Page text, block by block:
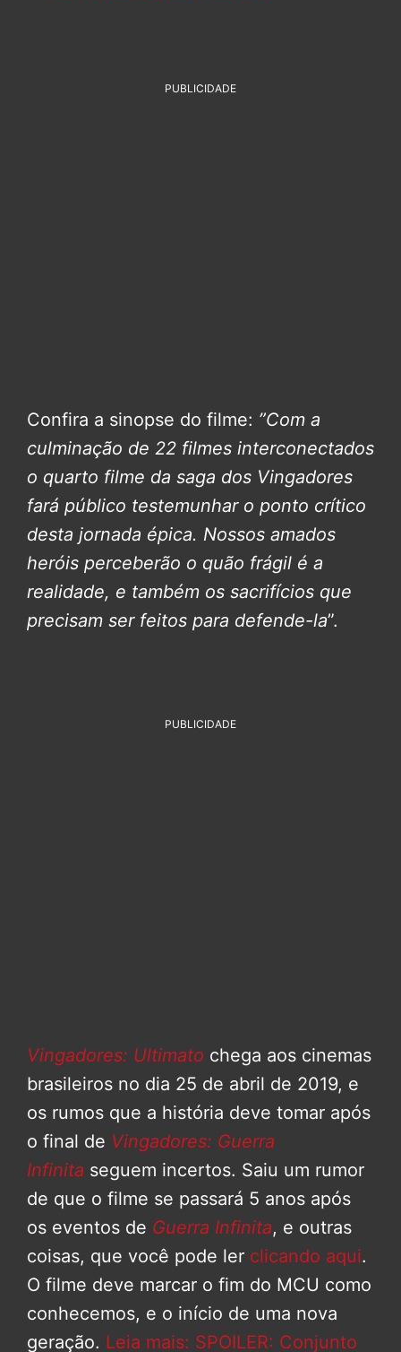
PUBLICIDADE
Confira a sinopse do filme: ”Com a
culminação de 22 filmes interconectados
o quarto filme da saga dos Vingadores
fará público testemunhar o ponto crítico
desta jornada épica. Nossos amados
heróis perceberão o quão frágil é a
realidade, e também os sacrifícios que
precisam ser feitos para defende-la”.
PUBLICIDADE
Vingadores: Ultimato chega aos cinemas
brasileiros no dia 25 de abril de 2019, e
os rumos que a história deve tomar após
o final de Vingadores: Guerra
Infinita seguem incertos. Saiu um rumor
de que o filme se passará 5 anos após
os eventos de Guerra Infinita, e outras
coisas, que você pode ler clicando aqui.
O filme deve marcar o fim do MCU como
conhecemos, e o início de uma nova
geração. Leia mais: SPOILER: Conjunto